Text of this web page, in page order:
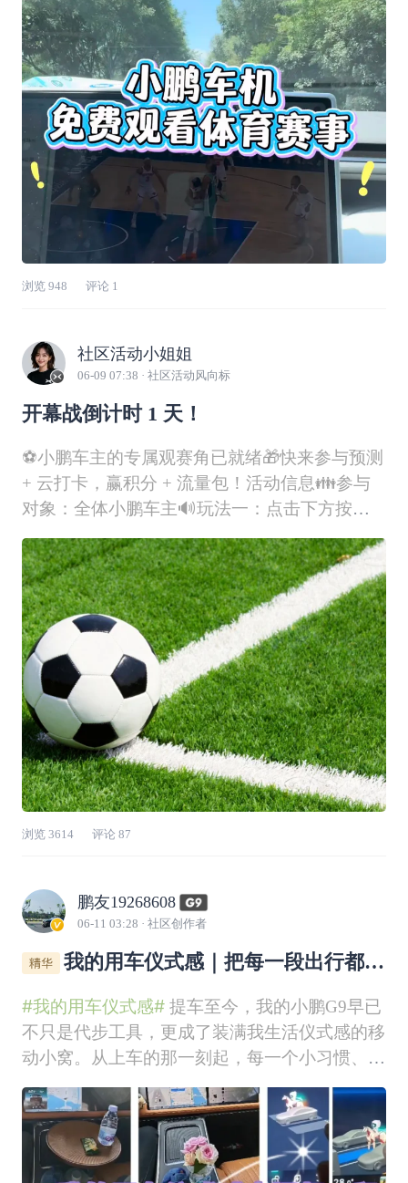
时间观看啊！借着观看NBA决赛为例，分享3个
车载看球妙招，随时在车上看比赛啦👇✅央视频
车机版（免费）应用商店直接下载
浏览 948 评论 1
社区活动小姐姐
06-09 07:38 · 社区活动风向标
开幕战倒计时 1 天！
⚽️小鹏车主的专属观赛角已就绪🎁快来参与预测
+ 云打卡，赢积分 + 流量包！活动信息👪​​参与
对象​​：全体小鹏车主🔊玩法一：点击下方按
钮，猜胜负⏰活动时间​​：即日起—6月12日02:59
🎁竞猜幸运奖：比赛结束后，从竞猜正确的用户
中随机抽取30名，每人赠送18积分🔊玩法二：
评论区分享首
浏览 3614 评论 87
鹏友19268608
06-11 03:28 · 社区创作者
我的用车仪式感｜把每一段出行都过
#我的用车仪式感#提车至今，我的小鹏G9早已
不只是代步工具，更成了装满我生活仪式感的移
动小窝。从上车的那一刻起，每一个小习惯、每
一处小布置，都让出行变成了独属于我们的浪漫
时刻！一、专属用车习惯｜把日常开出专属节奏
我的用车仪式感，从上车那一刻就开始了。开启
迎宾音效，每次坐进驾驶位，先点上熟悉的歌